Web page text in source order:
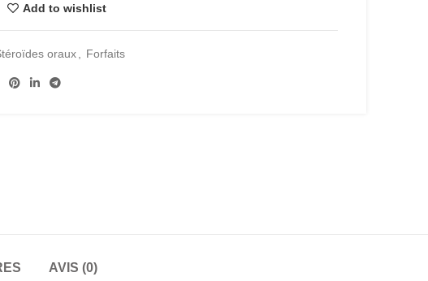
Add to wishlist
oraux Forfaits
AVIS (0)